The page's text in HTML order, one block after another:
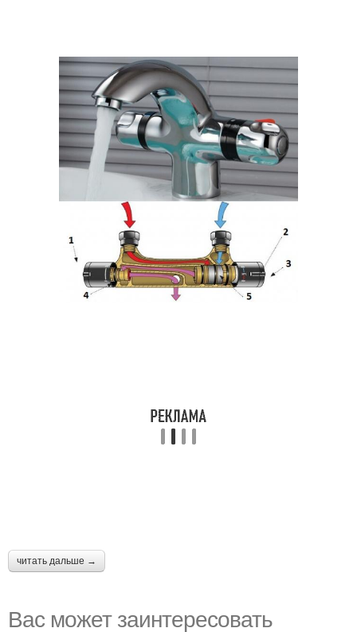
читать дальше →
Вас может заинтересовать